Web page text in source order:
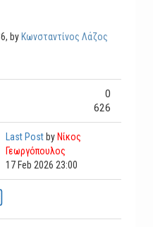
by Κωνσταντίνος Λάζος
0
626
Last Post by Νίκος
Γεωργόπουλος
17 Feb 2026 23:00